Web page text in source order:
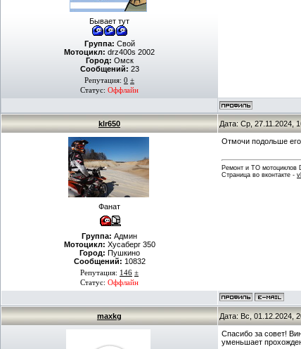
Бывает тут
Группа: Свой
Мотоцикл: drz400s 2002
Город: Омск
Сообщений: 23
Репутация: 0 ±
Статус: Оффлайн
klr650 Дата: Ср, 27.11.2024,
Фанат
Группа: Админ
Мотоцикл: Хусаберг 350
Город: Пушкино
Сообщений: 10832
Репутация: 146 ±
Статус: Оффлайн
Отмочи подольше
Ремонт и ТО мотоциклов
Страница во вконтакте -
maxkg Дата: Вс, 01.12.2024,
Спасибо за совет!
уменьшает